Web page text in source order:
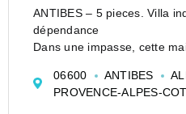
ANTIBES – 5 pieces. Villa
dépendance
Dans une impasse, cette
minutes des commerces et
Juan-les-Pins, elle offre un
06600 ANTIBES
PROVENCE-ALPES-